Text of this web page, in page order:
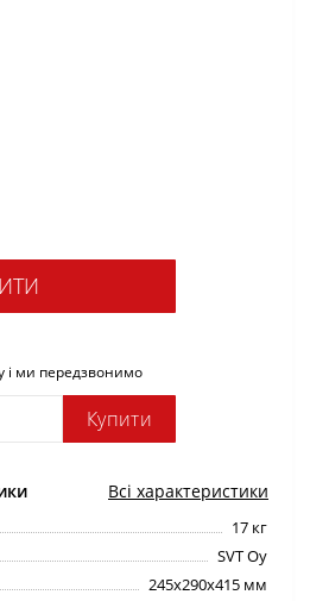
Всі характеристики
17 кг
SVT Oy
245х290х415 мм
і ми передзвонимо
Купити